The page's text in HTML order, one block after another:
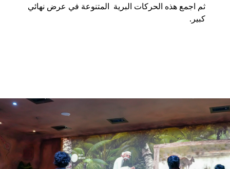
ثم اجمع هذه الحركات البرية المتنوعة في عرض نهائي
كبير.